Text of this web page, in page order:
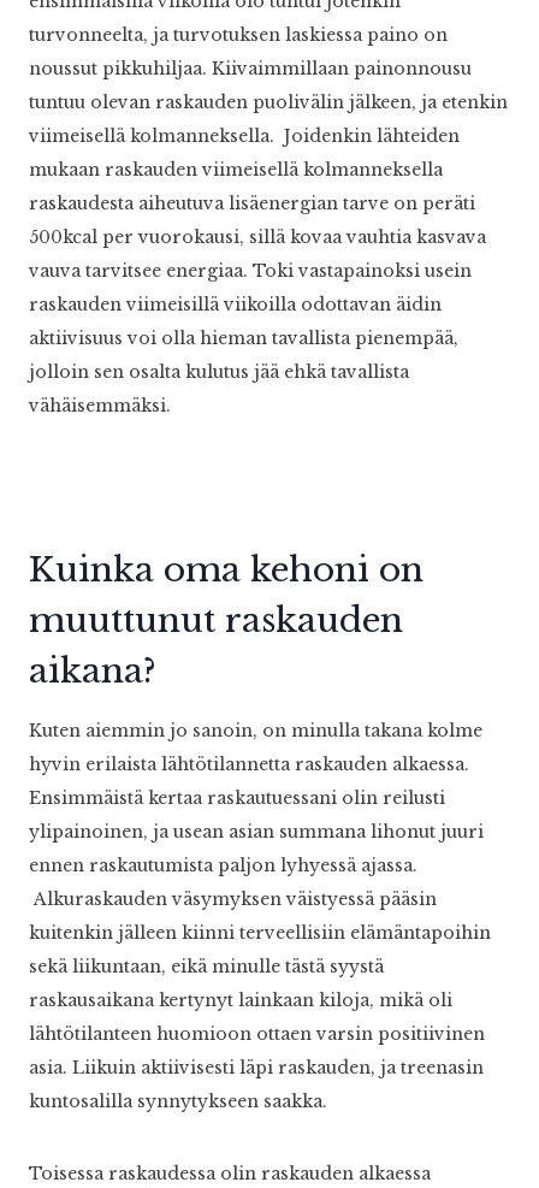
turvonneelta, ja turvotuksen laskiessa paino on
noussut pikkuhiljaa. Kiivaimmillaan painonnousu
tuntuu olevan raskauden puolivälin jälkeen, ja etenkin
viimeisellä kolmanneksella. Joidenkin lähteiden
mukaan raskauden viimeisellä kolmanneksella
raskaudesta aiheutuva lisäenergian tarve on peräti
500kcal per vuorokausi, sillä kovaa vauhtia kasvava
vauva tarvitsee energiaa. Toki vastapainoksi usein
raskauden viimeisillä viikoilla odottavan äidin
aktiivisuus voi olla hieman tavallista pienempää,
jolloin sen osalta kulutus jää ehkä tavallista
vähäisemmäksi.
Kuinka oma kehoni on
muuttunut raskauden
aikana?
Kuten aiemmin jo sanoin, on minulla takana kolme
hyvin erilaista lähtötilannetta raskauden alkaessa.
Ensimmäistä kertaa raskautuessani olin reilusti
ylipainoinen, ja usean asian summana lihonut juuri
ennen raskautumista paljon lyhyessä ajassa.
Alkuraskauden väsymyksen väistyessä pääsin
kuitenkin jälleen kiinni terveellisiin elämäntapoihin
sekä liikuntaan, eikä minulle tästä syystä
raskausaikana kertynyt lainkaan kiloja, mikä oli
lähtötilanteen huomioon ottaen varsin positiivinen
asia. Liikuin aktiivisesti läpi raskauden, ja treenasin
kuntosalilla synnytykseen saakka.
Toisessa raskaudessa olin raskauden alkaessa